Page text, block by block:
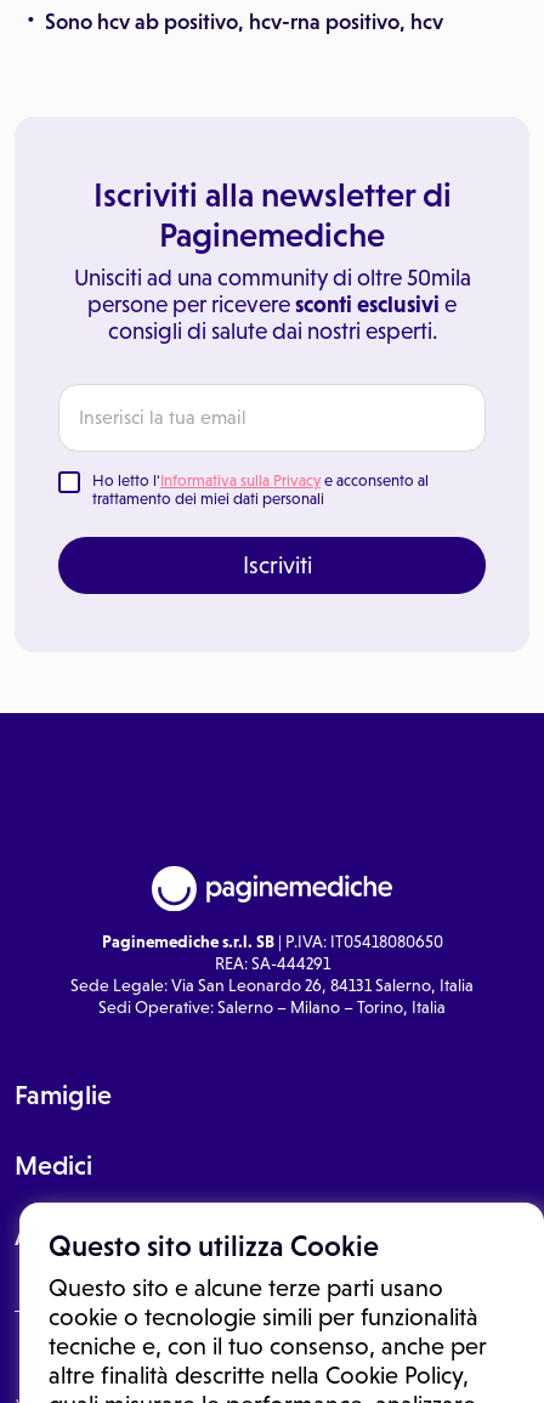
Questo sito utilizza Cookie
Questo sito e alcune terze parti usano
cookie o tecnologie simili per funzionalità
tecniche e, con il tuo consenso, anche per
altre finalità descritte nella Cookie Policy,
Sono hcv ab positivo, hcv-rna positivo, hcv
Iscriviti alla newsletter di
Paginemediche
Unisciti ad una community di oltre 50mila
persone per riceveresconti esclusivi e
consigli di salute dai nostri esperti.
Ho letto l'Informativa sulla Privacy e acconsento al
trattamento dei miei dati personali
Iscriviti
Paginemediche s.r.l. SB| P.IVA: IT05418080650
REA: SA-444291
Sede Legale: Via San Leonardo 26, 84131 Salerno, Italia
Sedi Operative: Salerno – Milano – Torino, Italia
Famiglie
Medici
About
Le informazioni proposte in questo sito non sono un consulto medico.
In nessun caso, queste informazioni sostituiscono un consulto, una